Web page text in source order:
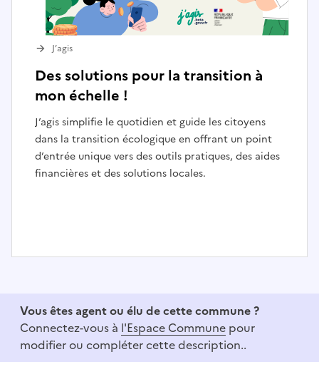
Des solutions pour la transition à
mon échelle !
J’agis simplifie le quotidien et guide les citoyens
dans la transition écologique en offrant un point
d’entrée unique vers des outils pratiques, des aides
financières et des solutions locales.
J’agis
f
Vous êtes agent ou élu de cette commune ?
Connectez-vous à l'Espace Commune pour
modifier ou compléter cette description..